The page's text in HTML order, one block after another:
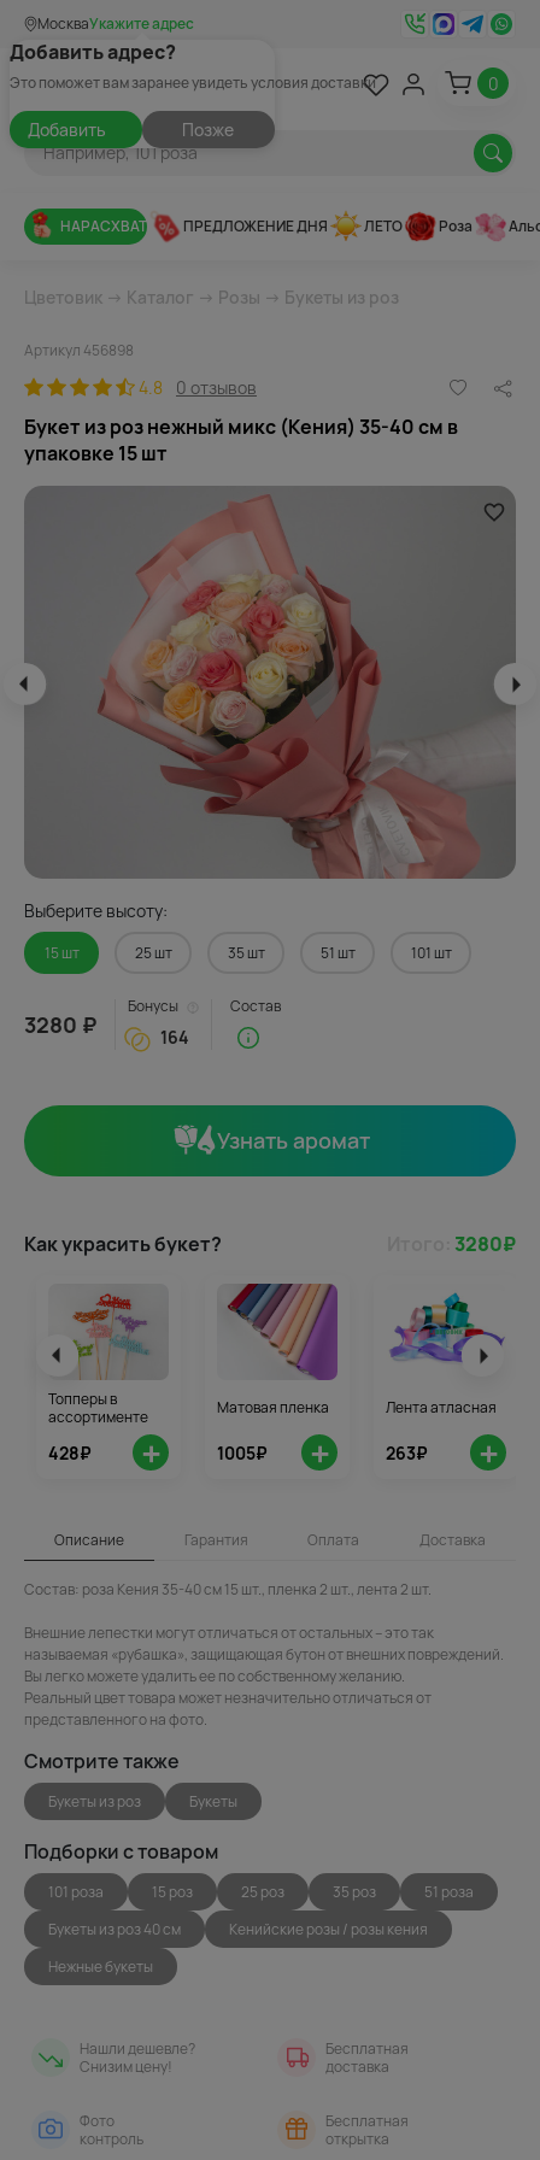
МоскваУкажите адрес
Добавить адрес?
Это поможет вам заранее увидеть условия доставки
Добавить Позже
0
НАРАСХВАТ ПРЕДЛОЖЕНИЕ ДНЯ ЛЕТО Роза
Цветовик → Каталог → Розы → Букеты из роз
Артикул 456898
4.8 0 отзывов
Букет из роз нежный микс (Кения) 35-40 см в
упаковке 15 шт
Выберите высоту:
15 шт 25 шт 35 шт 51 шт 101 шт
3280 ₽
Бонусы
164
Состав
Узнать аромат
Как украсить букет? 3280₽
Топперы в
ассортименте
428₽ +
Матовая пленка
1005₽ +
Лента атласная
263₽ +
Описание Гарантия Оплата Доставка
Состав: роза Кения 35-40 см 15 шт., пленка 2 шт., лента 2 шт.
Внешние лепестки могут отличаться от остальных – это так
называемая «рубашка», защищающая бутон от внешних повреждений.
Вы легко можете удалить ее по собственному желанию.
Реальный цвет товара может незначительно отличаться от
представленного на фото.
Смотрите также
Букеты из роз Букеты
Подборки с товаром
101 роза 15 роз 25 роз 35 роз
51 роза
Букеты из роз 40 см
Кенийские розы / розы кения
Нежные букеты
Нашли дешевле?
Снизим цену!
Бесплатная
доставка
Фото
контроль
Бесплатная
открытка